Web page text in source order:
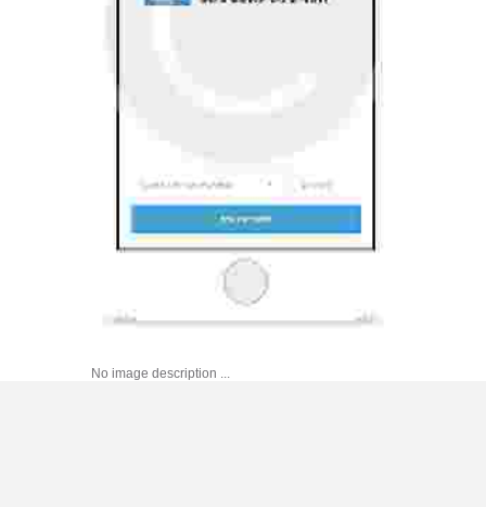
No image description ...